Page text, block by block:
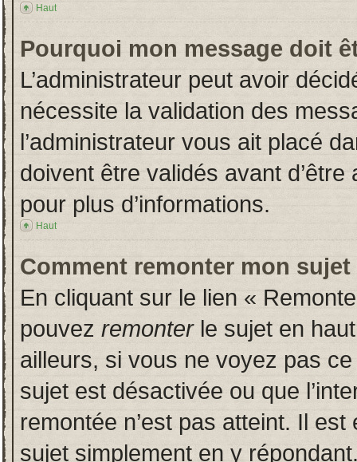
Haut
Pourquoi mon message doit
L’administrateur peut avoir
nécessite la validation des
l’administrateur vous ait placé
doivent être validés avant
pour plus d’informations.
Haut
Comment remonter mon sujet
En cliquant sur le lien «
pouvez remonterle sujet en
ailleurs, si vous ne voyez pas
sujet est désactivée ou que
remontée n’est pas atteint. Il
sujet simplement en y